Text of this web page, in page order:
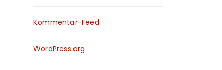
Kommentar-Feed
WordPress.org